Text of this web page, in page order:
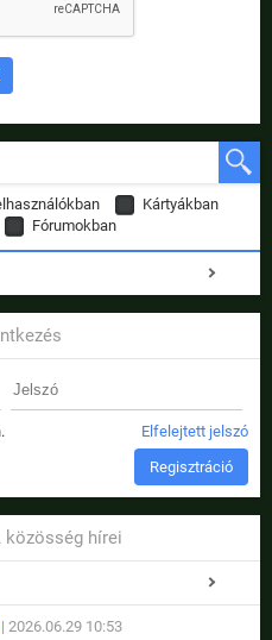
Kártyákban
Fórumokban
Elfelejtett jelszó
Regisztráció
közösség hírei
| 2026.06.29 10:53